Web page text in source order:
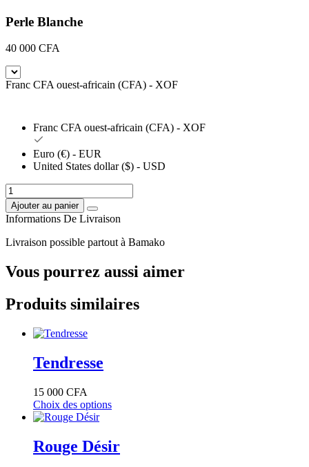
Perle Blanche
40 000 CFA
Franc CFA ouest-africain (CFA) - XOF
Franc CFA ouest-africain (CFA) - XOF
Euro (€) - EUR
United States dollar ($) - USD
quantité
de
Perle
Blanche
Ajouter au panier
Informations De Livraison
Livraison possible partout à Bamako
Vous pourrez aussi aimer
Produits similaires
Tendresse
15 000 CFA
Choix des options
Ce
a
plusieurs
Rouge Désir